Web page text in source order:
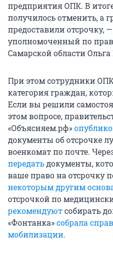
предприятия ОПК. В
получилось отменить, а
предоставили отсрочку,
уполномоченный по
Самарской области Ольга
При этом сотрудники
категория граждан,
Если вы решили
этом вопросе,
«Объясняем.рф»
документы об отсрочке
военкомат по почте.
передатьдокументы,
ваше право на отсрочку
некоторым другим
отсрочкой по
рекомендуютсобирать
«Фонтанка»собрала
мобилизации.